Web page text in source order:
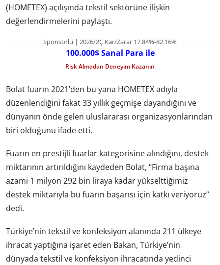
(HOMETEX) açılışında tekstil sektörüne ilişkin
değerlendirmelerini paylaştı.
Sponsorlu | 2026/2Ç Kar/Zarar 17.84%-82.16%
100.000$ Sanal Para ile
Risk Almadan Deneyim Kazanın
Bolat fuarın 2021’den bu yana HOMETEX adıyla
düzenlendiğini fakat 33 yıllık geçmişe dayandığını ve
dünyanın önde gelen uluslararası organizasyonlarından
biri olduğunu ifade etti.
Fuarın en prestijli fuarlar kategorisine alındığını, destek
miktarının artırıldığını kaydeden Bolat, “Firma başına
azami 1 milyon 292 bin liraya kadar yükselttiğimiz
destek miktarıyla bu fuarın başarısı için katkı veriyoruz”
dedi.
Türkiye’nin tekstil ve konfeksiyon alanında 211 ülkeye
ihracat yaptığına işaret eden Bakan, Türkiye’nin
dünyada tekstil ve konfeksiyon ihracatında yedinci